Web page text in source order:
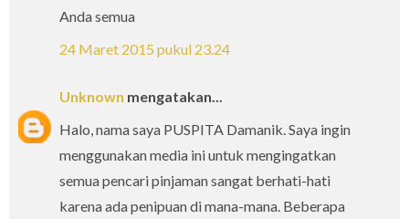
Anda semua
24 Maret 2015 pukul 23.24
Unknown mengatakan...
Halo, nama saya PUSPITA Damanik. Saya ingin
menggunakan media ini untuk mengingatkan
semua pencari pinjaman sangat berhati-hati
karena ada penipuan di mana-mana. Beberapa